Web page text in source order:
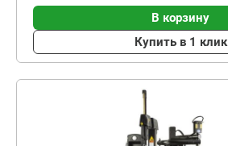
В корзину
Купить в 1 клик